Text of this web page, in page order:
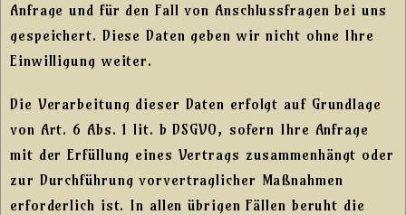
Anfrage und für den Fall von Anschlussfragen bei uns
gespeichert. Diese Daten geben wir nicht ohne Ihre
Einwilligung weiter.
Die Verarbeitung dieser Daten erfolgt auf Grundlage
von Art. 6 Abs. 1 lit. b DSGVO, sofern Ihre Anfrage
mit der Erfüllung eines Vertrags zusammenhängt oder
zur Durchführung vorvertraglicher Maßnahmen
erforderlich ist. In allen übrigen Fällen beruht die